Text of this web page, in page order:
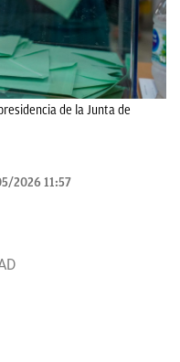
de la Junta de
2026 11:57